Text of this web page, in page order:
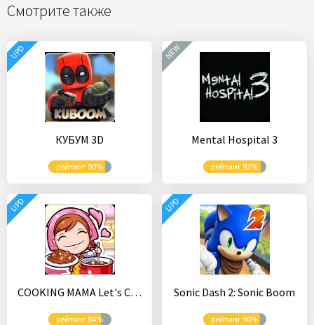
Смотрите также
КУБУМ 3D
рейтинг 90%
UPD
Mental Hospital 3
рейтинг 92%
NEW
COOKING MAMA Let's Cook
рейтинг 84%
UPD
Sonic Dash 2: Sonic Boom
рейтинг 90%
UPD